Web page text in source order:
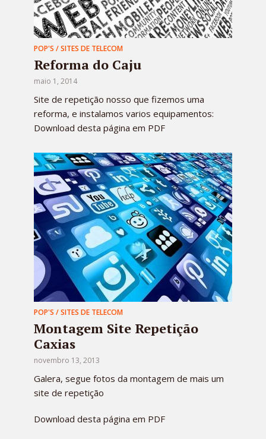
POP'S / SITES DE TELECOM
Reforma do Caju
maio 1, 2014
Site de repetição nosso que fizemos uma
reforma, e instalamos varios equipamentos:
Download desta página em PDF
POP'S / SITES DE TELECOM
Montagem Site Repetição
Caxias
novembro 13, 2013
Galera, segue fotos da montagem de mais um
site de repetição
Download desta página em PDF